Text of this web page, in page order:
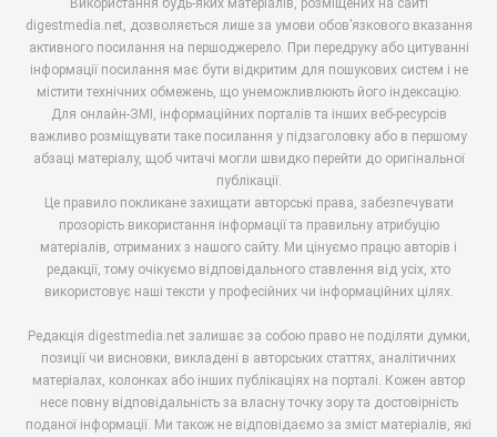
Використання будь-яких матеріалів, розміщених на сайті
digestmedia.net, дозволяється лише за умови обов’язкового вказання
активного посилання на першоджерело. При передруку або цитуванні
інформації посилання має бути відкритим для пошукових систем і не
містити технічних обмежень, що унеможливлюють його індексацію.
Для онлайн-ЗМІ, інформаційних порталів та інших веб-ресурсів
важливо розміщувати таке посилання у підзаголовку або в першому
абзаці матеріалу, щоб читачі могли швидко перейти до оригінальної
публікації.
Це правило покликане захищати авторські права, забезпечувати
прозорість використання інформації та правильну атрибуцію
матеріалів, отриманих з нашого сайту. Ми цінуємо працю авторів і
редакції, тому очікуємо відповідального ставлення від усіх, хто
використовує наші тексти у професійних чи інформаційних цілях.
Редакція digestmedia.net залишає за собою право не поділяти думки,
позиції чи висновки, викладені в авторських статтях, аналітичних
матеріалах, колонках або інших публікаціях на порталі. Кожен автор
несе повну відповідальність за власну точку зору та достовірність
поданої інформації. Ми також не відповідаємо за зміст матеріалів, які